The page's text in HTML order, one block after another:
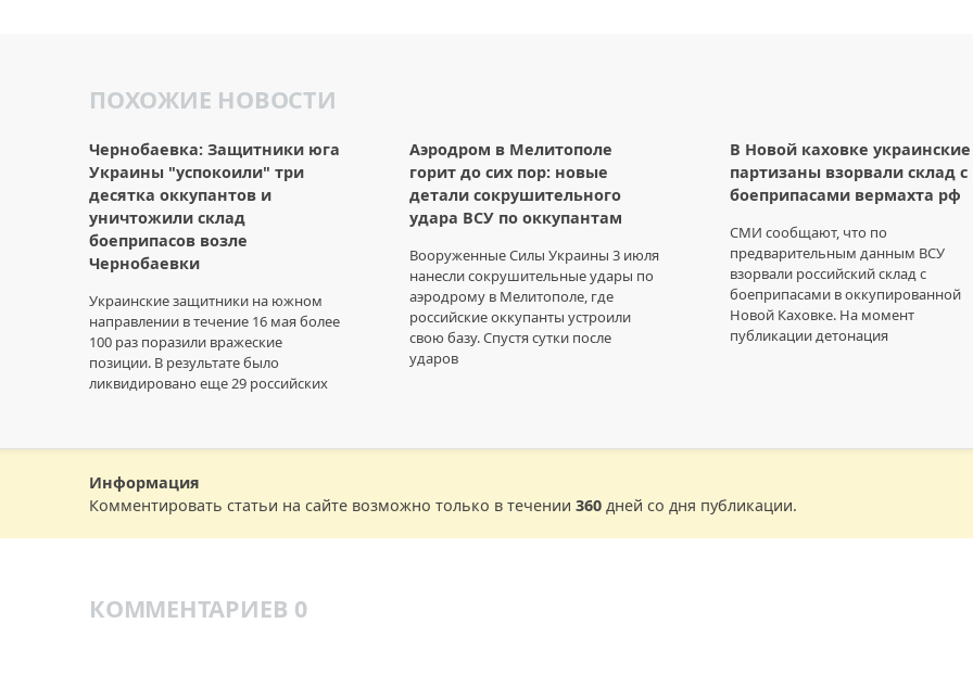
ПОХОЖИЕ НОВОСТИ
Чернобаевка: Защитники юга
Украины "успокоили" три
десятка оккупантов и
уничтожили склад
боеприпасов возле
Чернобаевки
Украинские защитники на южном
направлении в течение 16 мая более
100 раз поразили вражеские
позиции. В результате было
ликвидировано еще 29 российских
Аэродром в Мелитополе
горит до сих пор: новые
детали сокрушительного
удара ВСУ по оккупантам
Вооруженные Силы Украины 3 июля
нанесли сокрушительные удары по
аэродрому в Мелитополе, где
российские оккупанты устроили
свою базу. Спустя сутки после
ударов
В Новой каховке украинские
партизаны взорвали склад с
боеприпасами вермахта рф
СМИ сообщают, что по
предварительным данным ВСУ
взорвали российский склад с
боеприпасами в оккупированной
Новой Каховке. На момент
публикации детонация
Информация
Комментировать статьи на сайте возможно только в течении 360 дней со дня публикации.
КОММЕНТАРИЕВ 0